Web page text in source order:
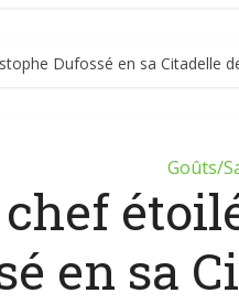
Dufossé en sa Citadelle
Goûts/
en sa